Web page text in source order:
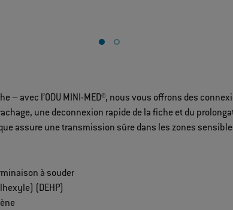
– avec l’ODU MINI-MED®, nous vous offrons des
une deconnexion rapide de la fiche et du
assure une transmission sûre dans les zones
à souder
(DEHP)